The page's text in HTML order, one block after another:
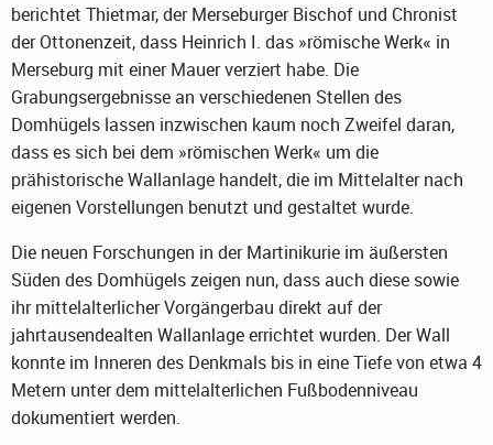
berichtet Thietmar, der Merseburger Bischof und Chronist
der Ottonenzeit, dass Heinrich I. das »römische Werk« in
Merseburg mit einer Mauer verziert habe. Die
Grabungsergebnisse an verschiedenen Stellen des
Domhügels lassen inzwischen kaum noch Zweifel daran,
dass es sich bei dem »römischen Werk« um die
prähistorische Wallanlage handelt, die im Mittelalter nach
eigenen Vorstellungen benutzt und gestaltet wurde.
Die neuen Forschungen in der Martinikurie im äußersten
Süden des Domhügels zeigen nun, dass auch diese sowie
ihr mittelalterlicher Vorgängerbau direkt auf der
jahrtausendealten Wallanlage errichtet wurden. Der Wall
konnte im Inneren des Denkmals bis in eine Tiefe von etwa 4
Metern unter dem mittelalterlichen Fußbodenniveau
dokumentiert werden.